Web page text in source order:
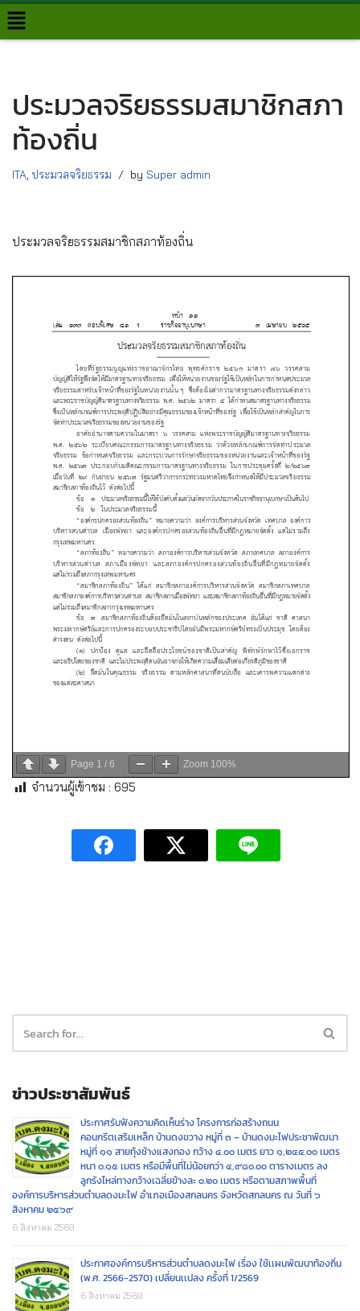
Skip
ประมวลจริยธรรมสมาชิกสภา
ท้องถิ่น
ITA ประมวลจริยธรรม by Super admin
ประมวลจริยธรรมสมาชิกสภาท้องถิ่น
Page 1 / 6 Zoom 100%
จำนวนผู้เข้าชม : 695
ข่าวประชาสัมพันธ์
ประกาศรับฟังความคิดเห็นร่าง โครงการก่อสร้างถนน
คอนกรีตเสริมเหล็ก บ้านดงขวาง หมู่ที่ ๓ – บ้านดงมะไฟประชาพัฒนา
หมู่ที่ ๑๑ สายทุ้งช้างแสงทอง กว้าง ๔.๐๐ เมตร ยาว ๑,๒๔๕.๐๐ เมตร
หนา ๐.๑๕ เมตร หรือมีพื้นที่ไม่น้อยกว่า ๔,๙๘๐.๐๐ ตารางเมตร ลง
ลูกรังไหล่ทางกว้างเฉลี่ยข้างละ ๐.๒๐ เมตร หรือตามสภาพพื้นที่
องค์การบริหารส่วนตำบลดงมะไฟ อำเภอเมืองสกลนคร จังหวัดสกลนคร ณ วันที่ ๖
สิงหาคม ๒๕๖๙
6 สิงหาคม 2569
ประกาศองค์การบริหารส่วนตำบลดงมะไฟ เรื่อง ใช้เเผนพัฒนาท้องถิ่น
(พ.ศ. 2566-2570) เปลี่ยนเเปลง ครั้งที่ 1/2569
6 สิงหาคม 2569